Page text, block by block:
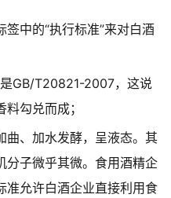
中的“执行标准”来对白酒
GB/T20821-2007，这说
勾兑而成；
曲、加水发酵，呈液态。其
分子微乎其微。食用酒精企
准允许白酒企业直接利用食